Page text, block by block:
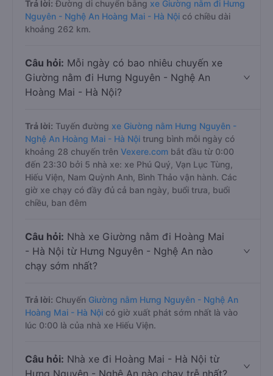
Trả lời: Đường di chuyển bằng xe Giường nằm đi Hưng
Nguyên - Nghệ An Hoàng Mai - Hà Nội có chiều dài
khoảng 262 km.
Câu hỏi: Mỗi ngày có bao nhiêu chuyến xe
Giường nằm đi Hưng Nguyên - Nghệ An
Hoàng Mai - Hà Nội?
Trả lời: Tuyến đường xe Giường nằm Hưng Nguyên -
Nghệ An Hoàng Mai - Hà Nội trung bình mỗi ngày có
khoảng 28 chuyến trên Vexere.com bắt đầu từ 0:00
đến 23:30 bởi 5 nhà xe: xe Phú Quý, Vạn Lục Tùng,
Hiếu Viện, Nam Quỳnh Anh, Bình Thảo vận hành. Các
giờ xe chạy có đầy đủ cả ban ngày, buổi trưa, buổi
chiều, ban đêm
Câu hỏi: Nhà xe Giường nằm đi Hoàng Mai
- Hà Nội từ Hưng Nguyên - Nghệ An nào
chạy sớm nhất?
Trả lời: Chuyến Giường nằm Hưng Nguyên - Nghệ An
Hoàng Mai - Hà Nội có giờ xuất phát sớm nhất là vào
lúc 0:00 là của nhà xe Hiếu Viện.
Câu hỏi: Nhà xe đi Hoàng Mai - Hà Nội từ
Hưng Nguyên - Nghệ An nào chạy trễ nhất?